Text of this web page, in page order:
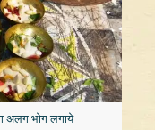
अलग भोग लगाये